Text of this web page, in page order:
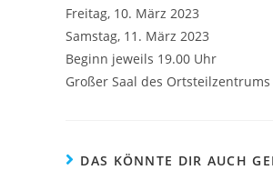
Freitag, 10. März 2023
Samstag, 11. März 2023
Beginn jeweils 19.00 Uhr
Großer Saal des
DAS KÖNNTE DIR AUCH